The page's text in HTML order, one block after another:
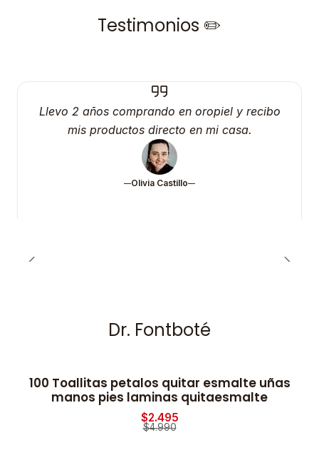
Testimonios ✏️
Llevo 2 años comprando en oropiel y recibo
mis productos directo en mi casa.
Olivia Castillo
Dr. Fontboté
-50% OFF
100 Toallitas petalos quitar esmalte uñas
manos pies laminas quitaesmalte
$2.495
$4.990